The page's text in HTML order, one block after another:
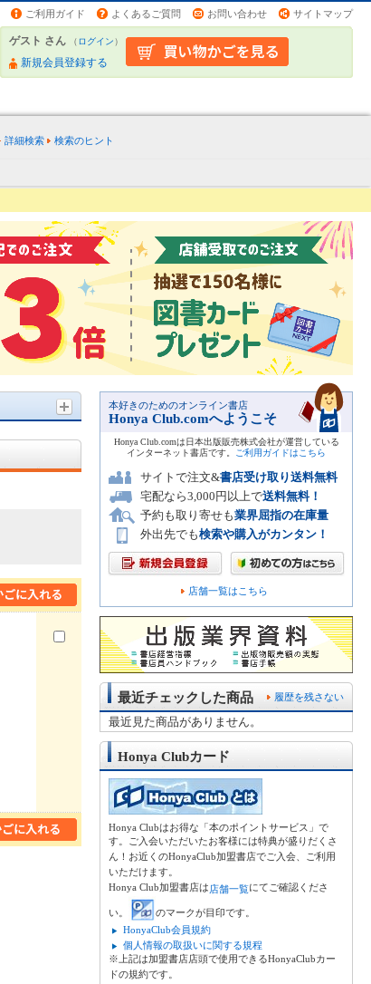
ご利用ガイド よくあるご質問 お問い合わせ サイトマップ
ゲスト さん （ログイン）
新規会員登録する
詳細検索 検索のヒント
本好きのためのオンライン書店
Honya Club.comへようこそ
Honya Club.comは日本出版販売株式会社が運営している
インターネット書店です。
ご利用ガイドはこちら
サイトで注文&書店受け取り送料無料
宅配なら3,000円以上で送料無料！
予約も取り寄せも業界屈指の在庫量
外出先でも検索や購入がカンタン！
店舗一覧はこちら
履歴を残さない
最近チェックした商品
最近見た商品がありません。
Honya Clubカード
Honya Clubはお得な「本のポイントサービス」で
す。ご入会いただいたお客様には特典が盛りだくさ
ん！お近くのHonyaClub加盟書店でご入会、ご利用
いただけます。
Honya Club加盟書店は店舗一覧にてご確認くださ
い。
のマークが目印です。
HonyaClub会員規約
個人情報の取扱いに関する規程
※上記は加盟書店店頭で使用できるHonyaClubカー
ドの規約です。